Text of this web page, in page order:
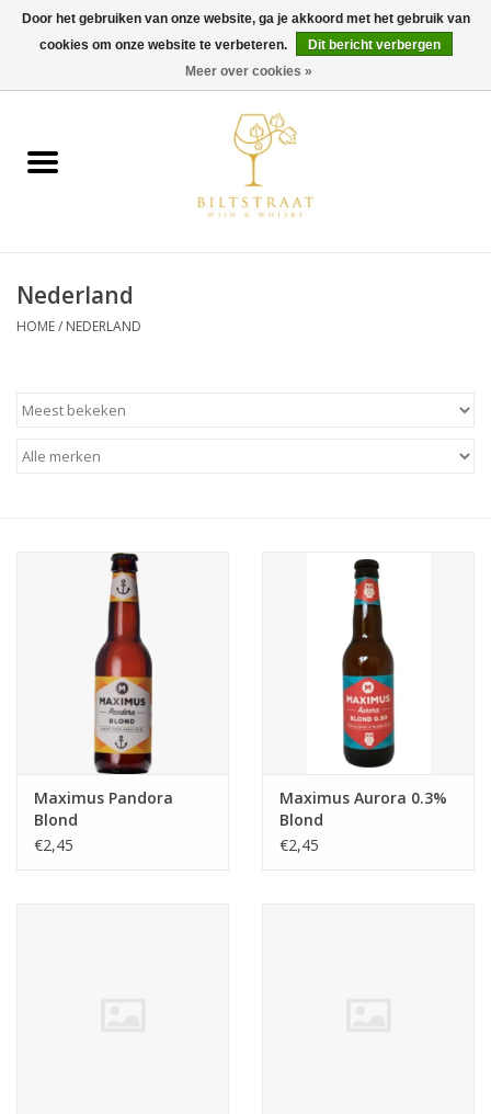
0 Artikelen - €0,00
Wijn
Gin & Tonic
Gedestilleerd
Relatiegeschenken
Over ons
Nederland
HOME/ NEDERLAND
Maximus Pandora
Blond
€2,45
Maximus Aurora 0.3%
Blond
€2,45
Door het gebruiken van onze website, ga je akkoord met het gebruik van
cookies om onze website te verbeteren.
Dit bericht verbergen
Meer over cookies »